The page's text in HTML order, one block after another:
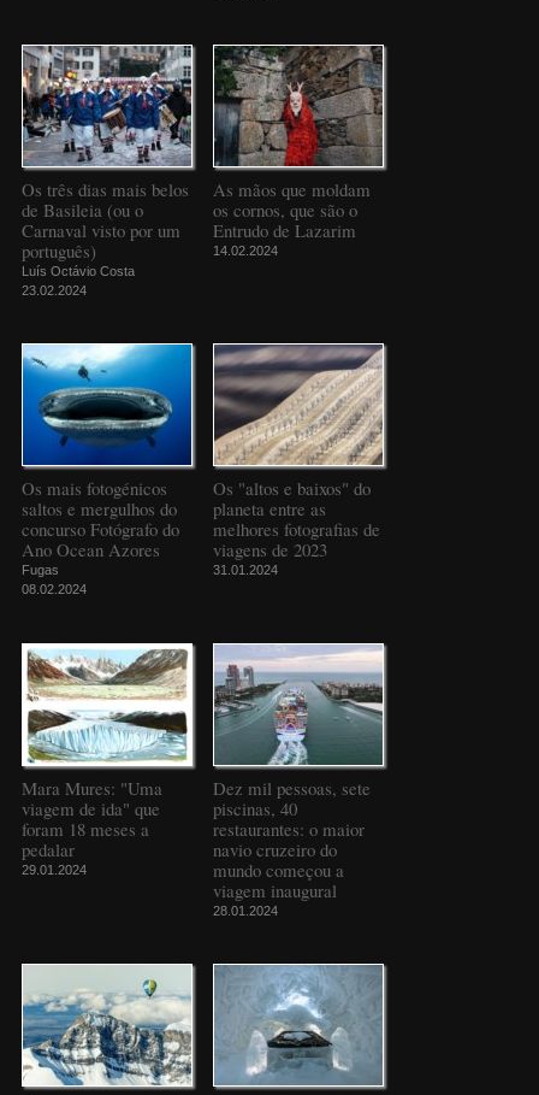
Os três dias mais belos
de Basileia (ou o
Carnaval visto por um
português)
Luís Octávio Costa
23.02.2024
As mãos que moldam
os cornos, que são o
Entrudo de Lazarim
14.02.2024
Os mais fotogénicos
saltos e mergulhos do
concurso Fotógrafo do
Ano Ocean Azores
Fugas
08.02.2024
Os "altos e baixos" do
planeta entre as
melhores fotografias de
viagens de 2023
31.01.2024
Mara Mures: "Uma
viagem de ida" que
foram 18 meses a
pedalar
29.01.2024
Dez mil pessoas, sete
piscinas, 40
restaurantes: o maior
navio cruzeiro do
mundo começou a
viagem inaugural
28.01.2024